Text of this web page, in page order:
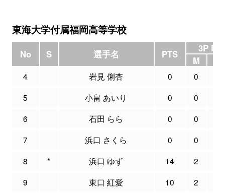
東海大学付属福岡高等学校
No S 選手名 PTS
3P FG
M
4 岩見 俐杏 0 0
5
小畠 あいり 0 0
6
石田 らら 0 0
7
浜口 さくら 0 0
8
* 浜口 ゆず 14 2
9
東口 紅愛 10 2